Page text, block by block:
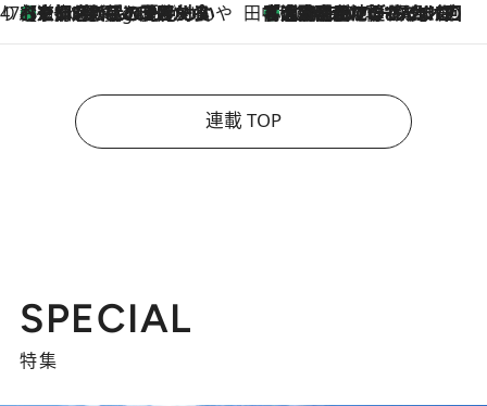
47都道府県の手みやげ ひんやりスイーツで夏を満喫
9 Hours Ago
【京都府】この夏絶対食べたい 冷やしておいしいおやつ3選 ひと口目から心を掴む新緑のテリーヌ 田中稲の勝手に再ブーム
2026.8.7
「湘南乃風に憧れて」観客大盛上がりの“タオル回し”に、ラッパー顔負けの高速歌唱まで…さだまさし（74）のアグレッシブすぎる現在地
連載 TOP
SPECIAL
特集